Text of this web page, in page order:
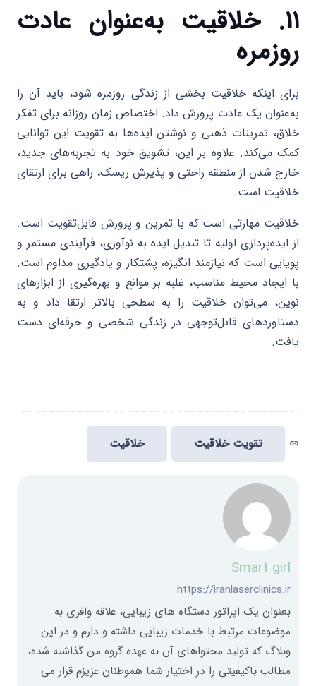
۱۱. خلاقیت به‌عنوان عادت
روزمره
برای اینکه خلاقیت بخشی از زندگی روزمره شود، باید آن را
به‌عنوان یک عادت پرورش داد. اختصاص زمان روزانه برای تفکر
خلاق، تمرینات ذهنی و نوشتن ایده‌ها به تقویت این توانایی
کمک می‌کند. علاوه بر این، تشویق خود به تجربه‌های جدید،
خارج شدن از منطقه راحتی و پذیرش ریسک، راهی برای ارتقای
خلاقیت است.
خلاقیت مهارتی است که با تمرین و پرورش قابل‌تقویت است.
از ایده‌پردازی اولیه تا تبدیل ایده به نوآوری، فرآیندی مستمر و
پویایی است که نیازمند انگیزه، پشتکار و یادگیری مداوم است.
با ایجاد محیط مناسب، غلبه بر موانع و بهره‌گیری از ابزارهای
نوین، می‌توان خلاقیت را به سطحی بالاتر ارتقا داد و به
دستاوردهای قابل‌توجهی در زندگی شخصی و حرفه‌ای دست
یافت.
link تقویت خلاقیت خلاقیت
Smart girl
https://iranlaserclinics.ir
بعنوان یک اپراتور دستگاه های زیبایی، علاقه وافری به
موضوعات مرتبط با خدمات زیبایی داشته و دارم و در این
وبلاگ که تولید محتواهای آن به عهده گروه من گذاشته شده،
مطالب باکیفیتی را در اختیار شما هموطنان عزیزم قرار می